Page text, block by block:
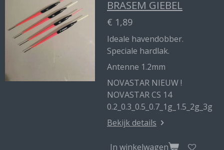
BRASEM GIEBEL
€ 1,89
Ideale havendobber.
Speciale hardlak.
Antenne 1.2mm
NOVASTAR NIEUW !
NOVASTAR CS 14
0.2_0.3_0.5_0.7_1g_1.5_2g_3g
Bekijk details
In winkelwagen